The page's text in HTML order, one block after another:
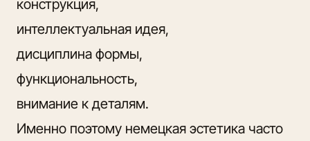
конструкция,
интеллектуальная идея,
дисциплина формы,
функциональность,
внимание к деталям.
Именно поэтому немецкая эстетика часто